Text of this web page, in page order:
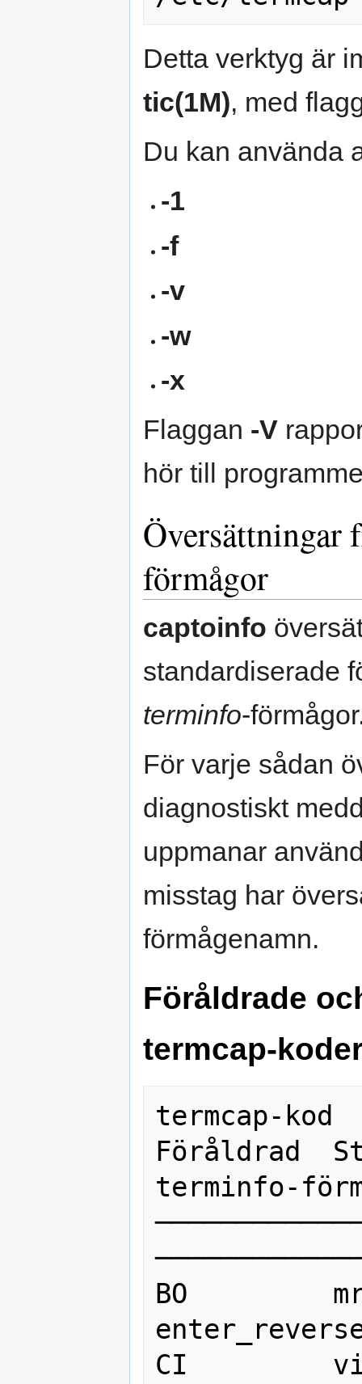
Detta verktyg är
tic(1M), med
Du kan använda
-1
-f
-v
-w
-x
Flaggan -V
hör till
Översättningar
förmågor
captoinfo
standardiserade
terminfo-
För varje sådan
diagnostiskt
uppmanar
misstag har
förmågenamn.
Föråldrade
termcap-
termcap-kod
Föråldrad
terminfo-
BO
CI         vi